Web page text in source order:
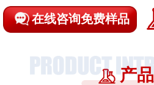
在线咨询免费样品
产品